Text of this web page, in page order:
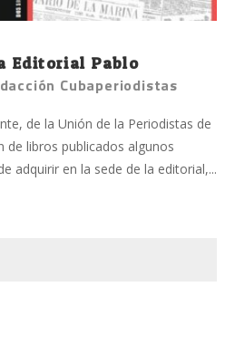
Editorial Pablo
Cubaperiodistas
de la Unión de la Periodistas de
de libros publicados algunos
adquirir en la sede de la editorial,...